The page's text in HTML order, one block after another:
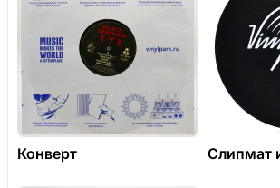
Конверт Слипмат